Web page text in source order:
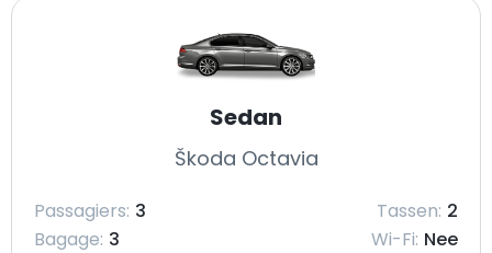
Sedan
Škoda Octavia
Passagiers: 3 Tassen: 2
Bagage: 3 Wi-Fi: Nee